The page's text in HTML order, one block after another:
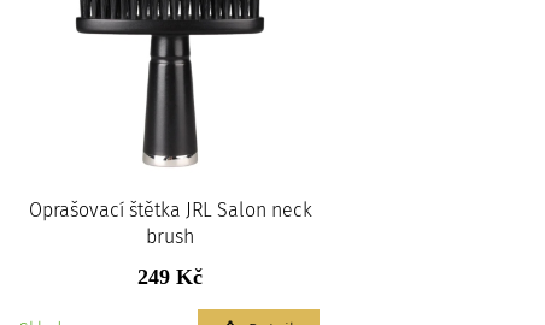
Oprašovací štětka JRL Salon neck
brush
249 Kč